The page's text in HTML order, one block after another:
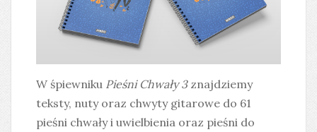
W śpiewniku Pieśni Chwały 3znajdziemy
teksty, nuty oraz chwyty gitarowe do 61
pieśni chwały i uwielbienia oraz pieśni do